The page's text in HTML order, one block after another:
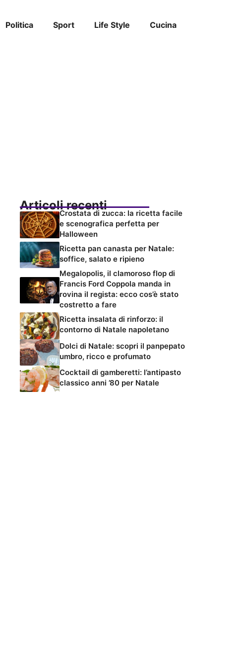
Politica Sport Life Style Cucina
Articoli recenti
Crostata di zucca: la ricetta facile
e scenografica perfetta per
Halloween
Ricetta pan canasta per Natale:
soffice, salato e ripieno
Megalopolis, il clamoroso flop di
Francis Ford Coppola manda in
rovina il regista: ecco cos’è stato
costretto a fare
Ricetta insalata di rinforzo: il
contorno di Natale napoletano
Dolci di Natale: scopri il panpepato
umbro, ricco e profumato
Cocktail di gamberetti: l’antipasto
classico anni ’80 per Natale